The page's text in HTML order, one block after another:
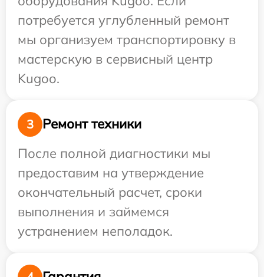
потребуется углубленный ремонт
мы организуем транспортировку в
мастерскую в сервисный центр
Kugoo.
3
Ремонт техники
После полной диагностики мы
предоставим на утверждение
окончательный расчет, сроки
выполнения и займемся
устранением неполадок.